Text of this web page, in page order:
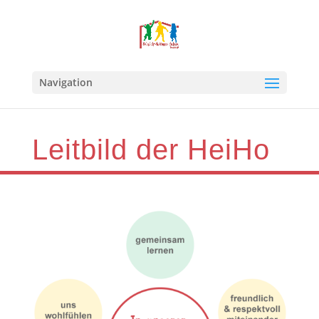
Navigation
Leitbild der HeiHo